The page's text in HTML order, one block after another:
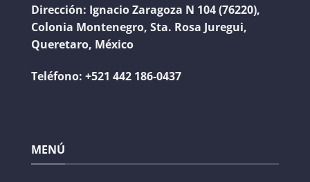
Dirección: Ignacio Zaragoza N 104 (76220),
Colonia Montenegro, Sta. Rosa Juregui,
Queretaro, México
Teléfono: +521 442 186-0437
MENÚ